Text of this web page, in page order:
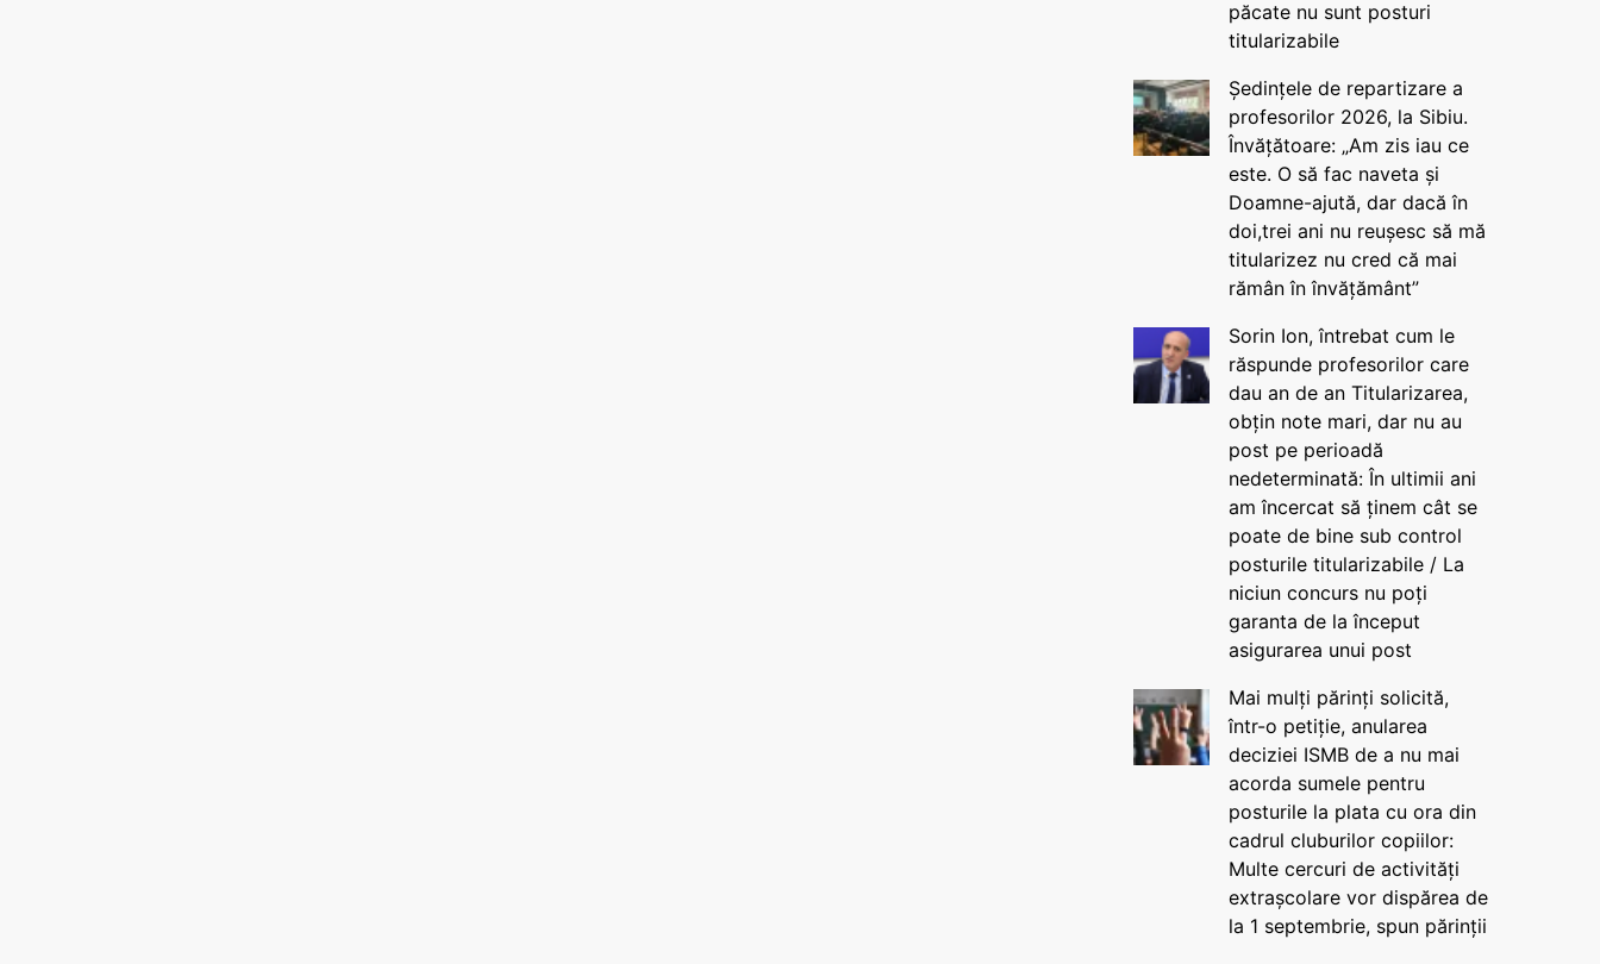
păcate nu sunt posturi
titularizabile
Ședințele de repartizare a
profesorilor 2026, la Sibiu.
Învățătoare: „Am zis iau ce
este. O să fac naveta și
Doamne-ajută, dar dacă în
doi,trei ani nu reușesc să mă
titularizez nu cred că mai
rămân în învățământ”
Sorin Ion, întrebat cum le
răspunde profesorilor care
dau an de an Titularizarea,
obțin note mari, dar nu au
post pe perioadă
nedeterminată: În ultimii ani
am încercat să ținem cât se
poate de bine sub control
posturile titularizabile / La
niciun concurs nu poți
garanta de la început
asigurarea unui post
Mai mulți părinți solicită,
într-o petiție, anularea
deciziei ISMB de a nu mai
acorda sumele pentru
posturile la plata cu ora din
cadrul cluburilor copiilor:
Multe cercuri de activități
extrașcolare vor dispărea de
la 1 septembrie, spun părinții